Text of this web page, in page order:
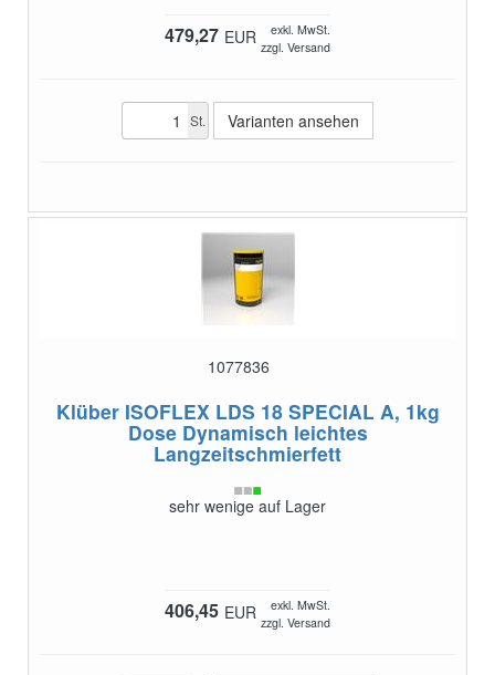
479,27 EUR
exkl. MwSt.
zzgl. Versand
St. Varianten ansehen
1077836
Klüber ISOFLEX LDS 18 SPECIAL A, 1kg
Dose Dynamisch leichtes
Langzeitschmierfett
sehr wenige auf Lager
406,45 EUR
exkl. MwSt.
zzgl. Versand